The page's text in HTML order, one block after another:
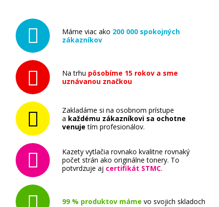
HP 126A, HP CE310A (Čierny)
Pridať do košíka
Máme viac ako 200 000 spokojných
zákazníkov
Na trhu pôsobíme 15 rokov a sme
uznávanou značkou
Zakladáme si na osobnom prístupe
a každému zákazníkovi sa ochotne
venuje tím profesionálov.
Kazety vytlačia rovnako kvalitne rovnaký
počet strán ako originálne tonery. To
potvrdzuje aj certifikát STMC.
99 % produktov máme vo svojich skladoch